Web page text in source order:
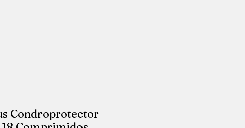
Condroprotector